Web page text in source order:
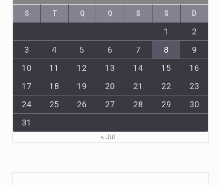
S T Q Q S S D
1
2
3
4 5 6 7 8
9
10
11 12 13 14 15
16
17
18 19 20 21 22
23
24
25 26 27 28 29
30
31
« Jul